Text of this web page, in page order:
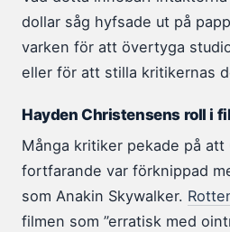
dollar såg hyfsade ut på
varken för att övertyga
eller för att stilla kritikernas
Hayden Christensens roll i
Många kritiker pekade på att
fortfarande var förknippad
som Anakin Skywalker.
filmen som ”erratisk med